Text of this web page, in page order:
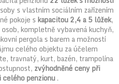
s vlastním sociálním zařízením
pokoje s kapacitou 2,4 a 5 lůžek,
kompletně vybavená kuchyň,
pergola s barem a možností
celého objektu za účelem
travnatý, kurt, bazén, trampolína
zvýhodněné ceny při
celého penzionu.